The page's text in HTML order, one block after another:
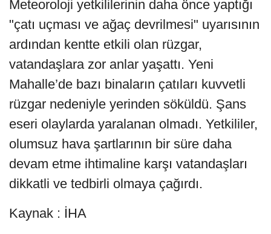
Meteoroloji yetkililerinin daha önce yaptığı
"çatı uçması ve ağaç devrilmesi" uyarısının
ardından kentte etkili olan rüzgar,
vatandaşlara zor anlar yaşattı. Yeni
Mahalle’de bazı binaların çatıları kuvvetli
rüzgar nedeniyle yerinden söküldü. Şans
eseri olaylarda yaralanan olmadı. Yetkililer,
olumsuz hava şartlarının bir süre daha
devam etme ihtimaline karşı vatandaşları
dikkatli ve tedbirli olmaya çağırdı.
Kaynak : İHA